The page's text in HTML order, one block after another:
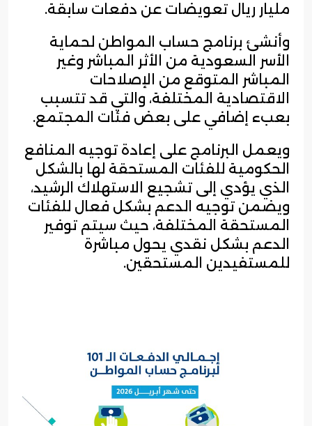
مليار ريال تعويضات عن دفعات سابقة.
وأنشئ برنامج حساب المواطن لحماية
الأسر السعودية من الأثر المباشر وغير
المباشر المتوقع من الإصلاحات
الاقتصادية المختلفة، والتي قد تتسبب
بعبء إضافي على بعض فئات المجتمع.
ويعمل البرنامج على إعادة توجيه المنافع
الحكومية للفئات المستحقة لها بالشكل
الذي يؤدي إلى تشجيع الاستهلاك الرشيد،
ويضمن توجيه الدعم بشكل فعال للفئات
المستحقة المختلفة، حيث سيتم توفير
الدعم بشكل نقدي يحول مباشرة
للمستفيدين المستحقين.